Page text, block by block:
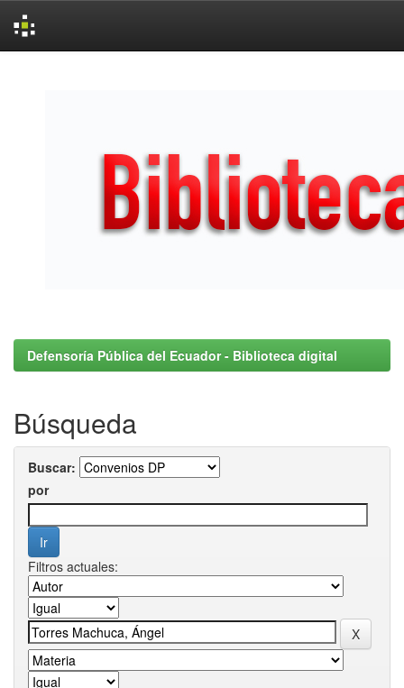
Defensoría Pública del Ecuador - Biblioteca digital
Búsqueda
Buscar:
por
Filtros actuales: